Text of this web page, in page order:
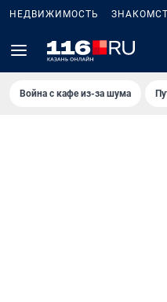
НЕДВИЖИМОСТЬ
Война с кафе из-за шума